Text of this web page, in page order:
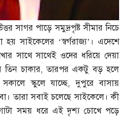
সাগর পাড়ে সমুদ্রপৃষ্ট সীমার নিচে
সাইকেলের ‘স্বর্গরাজ্য’। এদেশে
সাথে সাথেই ওদের ধরিয়ে দেয়া
তিন চাকার,তারপর একটু বড় হলে
স্কুলে যাচ্ছে,দুপুরে বাসায়
তারা সবাই চলেছে সাইকেলে। কী
সময় ধরে এই দৃশ্য চোখে পড়ে